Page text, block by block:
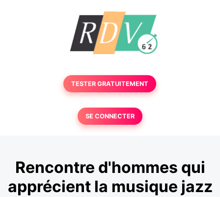
TESTER GRATUITEMENT
SE CONNECTER
Rencontre d'hommes qui
apprécient la musique jazz